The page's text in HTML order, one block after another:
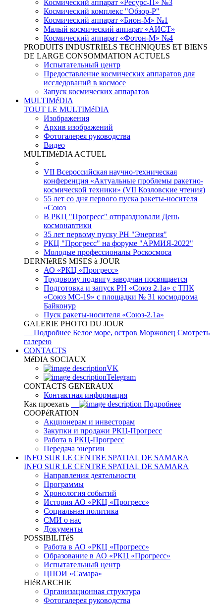
Космический аппарат «Ресурс-П» №3
Космический комплекс "Обзор-Р"
Космический аппарат «Бион-М» №1
Малый космический аппарат «АИСТ»
Космический аппарат «Фотон-М» №4
PRODUITS INDUSTRIELS TECHNIQUES ET BIENS
DE LARGE CONSOMMATION ACTUELS
Испытательный центр
Предоставление космических аппаратов для
исследований в космосе
Запуск космических аппаратов
MULTIMéDIA
TOUT LE MULTIMéDIA
Изображения
Архив изображений
Фотогалерея руководства
Видео
MULTIMéDIA ACTUEL
VII Всероссийская научно-техническая
конференция «Актуальные проблемы ракетно-
космической техники» (VII Козловские чтения)
55 лет со дня первого пуска ракеты-носителя
«Союз
В РКЦ "Прогресс" отпраздновали День
космонавтики
35 лет первому пуску РН "Энергия"
РКЦ "Прогресс" на форуме "АРМИЯ-2022"
Молодые профессионалы Роскосмоса
DERNIèRES MISES à JOUR
АО «РКЦ «Прогресс»
Трудовому подвигу заводчан посвящается
Подготовка и запуск РН «Союз 2.1а» с ТПК
«Союз МС-19» с площадки № 31 космодрома
Байконур
Пуск ракеты-носителя «Союз-2.1а»
GALERIE PHOTO DU JOUR
Подробнее Белое море, остров Моржовец Смотреть
галерею
CONTACTS
MéDIA SOCIAUX
VK
Telegram
CONTACTS GENERAUX
Контактная информация
Как проехать
Подробнее
COOPéRATION
Акционерам и инвесторам
Закупки и продажи РКЦ-Прогресс
Работа в РКЦ-Прогресс
Передача энергии
INFO SUR LE CENTRE SPATIAL DE SAMARA
INFO SUR LE CENTRE SPATIAL DE SAMARA
Направления деятельности
Программы
Хронология событий
История АО «РКЦ «Прогресс»
Социальная политика
СМИ о нас
Документы
POSSIBILITéS
Работа в АО «РКЦ «Прогресс»
Образование в АО «РКЦ «Прогресс»
Испытательный центр
ЦПОИ «Самара»
HIéRARCHIE
Организационная структура
Фотогалерея руководства